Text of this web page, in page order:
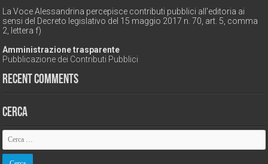
La Voce Alessandrina percepisce contributi pubblici all'editoria ai
sensi del Decreto legislativo del 15 maggio 2017 n. 70, art. 5, comma
2, lettera f)
Amministrazione trasparente
Pubblicazione dei Contributi Pubblici
Recent Comments
Cerca